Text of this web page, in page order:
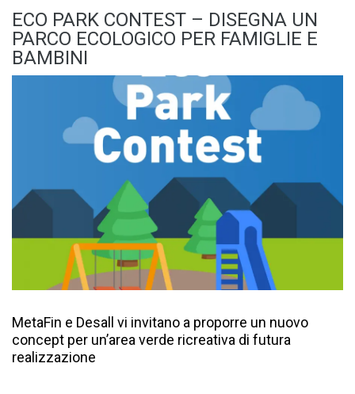
ECO PARK CONTEST – DISEGNA UN
PARCO ECOLOGICO PER FAMIGLIE E
BAMBINI
MetaFin e Desall vi invitano a proporre un nuovo
concept per un’area verde ricreativa di futura
realizzazione